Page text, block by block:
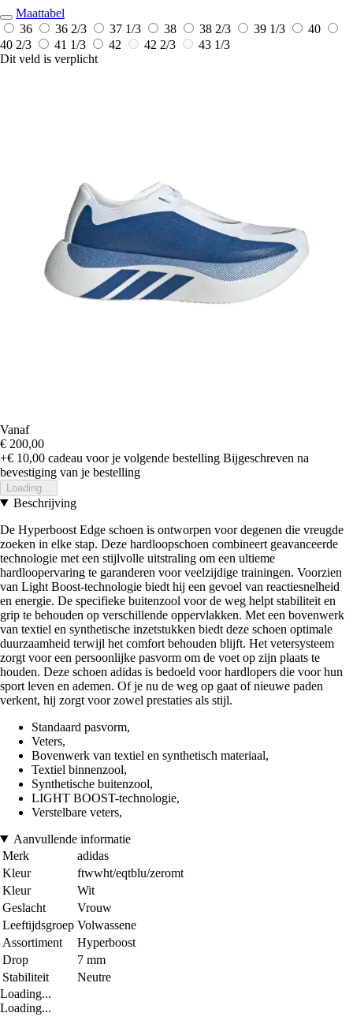
Maattabel
36
36 2/3 37 1/3 38 38 2/3 39 1/3
40
40 2/3
41 1/3 42 42 2/3
43 1/3
Dit veld is verplicht
Vanaf
€ 200,00
+€ 10,00 cadeau voor je volgende bestelling Bijgeschreven na
bevestiging van je bestelling
Loading...
Beschrijving
De Hyperboost Edge schoen is ontworpen voor degenen die vreugde
zoeken in elke stap. Deze hardloopschoen combineert geavanceerde
technologie met een stijlvolle uitstraling om een ultieme
hardloopervaring te garanderen voor veelzijdige trainingen. Voorzien
van Light Boost-technologie biedt hij een gevoel van reactiesnelheid
en energie. De specifieke buitenzool voor de weg helpt stabiliteit en
grip te behouden op verschillende oppervlakken. Met een bovenwerk
van textiel en synthetische inzetstukken biedt deze schoen optimale
duurzaamheid terwijl het comfort behouden blijft. Het vetersysteem
zorgt voor een persoonlijke pasvorm om de voet op zijn plaats te
houden. Deze schoen adidas is bedoeld voor hardlopers die voor hun
sport leven en ademen. Of je nu de weg op gaat of nieuwe paden
verkent, hij zorgt voor zowel prestaties als stijl.
Standaard pasvorm,
Veters,
Bovenwerk van textiel en synthetisch materiaal,
Textiel binnenzool,
Synthetische buitenzool,
LIGHT BOOST-technologie,
Verstelbare veters,
Aanvullende informatie
Merk
adidas
Kleur
ftwwht/eqtblu/zeromt
Kleur
Wit
Geslacht
Vrouw
Leeftijdsgroep Volwassene
Assortiment
Hyperboost
Drop
7 mm
Stabiliteit
Neutre
Loading...
Loading...